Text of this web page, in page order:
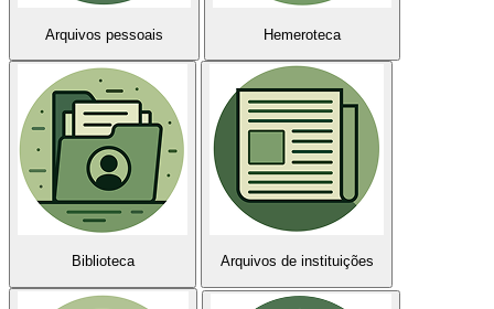
Arquivos pessoais Hemeroteca
Biblioteca Arquivos de instituições